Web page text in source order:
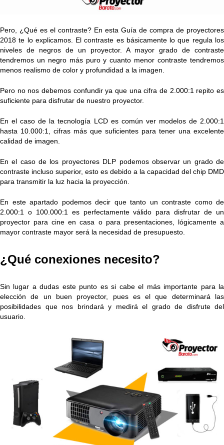
Pero, ¿Qué es el contraste? En esta Guía de compra de proyectores
2018 te lo explicamos. El contraste es básicamente lo que regula los
niveles de negros de un proyector. A mayor grado de contraste
tendremos un negro más puro y cuanto menor contraste tendremos
menos realismo de color y profundidad a la imagen.
Pero no nos debemos confundir ya que una cifra de 2.000:1 repito es
suficiente para disfrutar de nuestro proyector.
En el caso de la tecnología LCD es común ver modelos de 2.000:1
hasta 10.000:1, cifras más que suficientes para tener una excelente
calidad de imagen.
En el caso de los proyectores DLP podemos observar un grado de
contraste incluso superior, esto es debido a la capacidad del chip DMD
para transmitir la luz hacia la proyección.
En este apartado podemos decir que tanto un contraste como de
2.000:1 o 100.000:1 es perfectamente válido para disfrutar de un
proyector para cine en casa o para presentaciones, lógicamente a
mayor contraste mayor será la necesidad de presupuesto.
¿Qué conexiones necesito?
Sin lugar a dudas este punto es si cabe el más importante para la
elección de un buen proyector, pues es el que determinará las
posibilidades que nos brindará y medirá el grado de disfrute del
usuario.